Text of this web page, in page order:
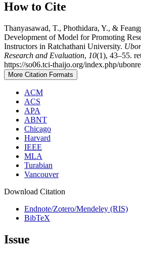
How to Cite
Thanyasawad, T., Phothidara, Y., &
Development of Model for Promoting
Instructors in Ratchathani University.
Research and Evaluation, 10(1), 43–55.
https://so06.tci-thaijo.org/index.php/
More Citation Formats
ACM
ACS
APA
ABNT
Chicago
Harvard
IEEE
MLA
Turabian
Vancouver
Download Citation
Endnote/Zotero/Mendeley (RIS)
BibTeX
Issue